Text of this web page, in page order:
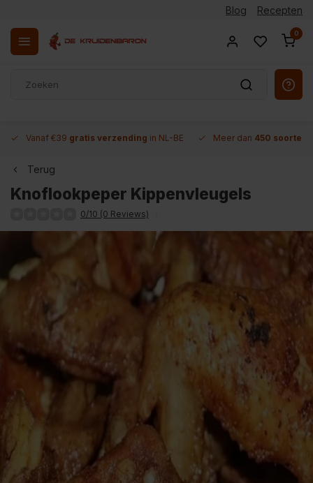
Blog Recepten
0
Vanaf €39 gratis verzending in NL-BE Meer dan 450 soorten
Terug
Knoflookpeper Kippenvleugels
0/10 (0 Reviews)